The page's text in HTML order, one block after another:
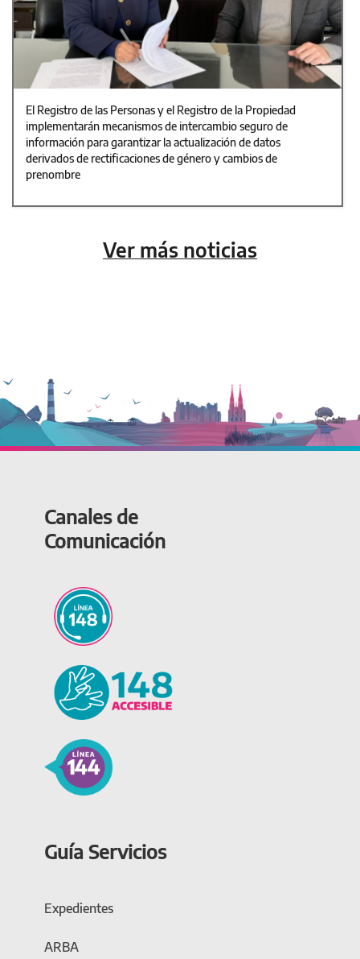
El Registro de las Personas y el Registro de la Propiedad
implementarán mecanismos de intercambio seguro de
información para garantizar la actualización de datos
derivados de rectificaciones de género y cambios de
prenombre
Ver más noticias
Canales de
Comunicación
Guía Servicios
Expedientes
ARBA